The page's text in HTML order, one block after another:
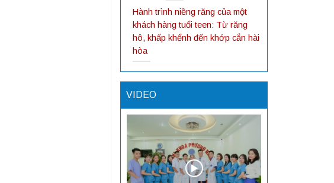
Hành trình niềng răng của một
khách hàng tuổi teen: Từ răng
hô, khấp khểnh đến khớp cắn hài
hòa
VIDEO